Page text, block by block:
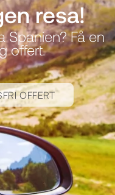
resa!
Spanien? Få en
offert.
OFFERT